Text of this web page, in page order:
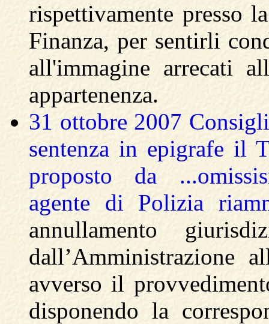
rispettivamente presso
Finanza, per sentirli
all'immagine arrecati
appartenenza.
31 ottobre 2007
sentenza in epigrafe il
proposto da
agente di Polizia
annullamento
dall’Amministrazione
avverso il
disponendo la